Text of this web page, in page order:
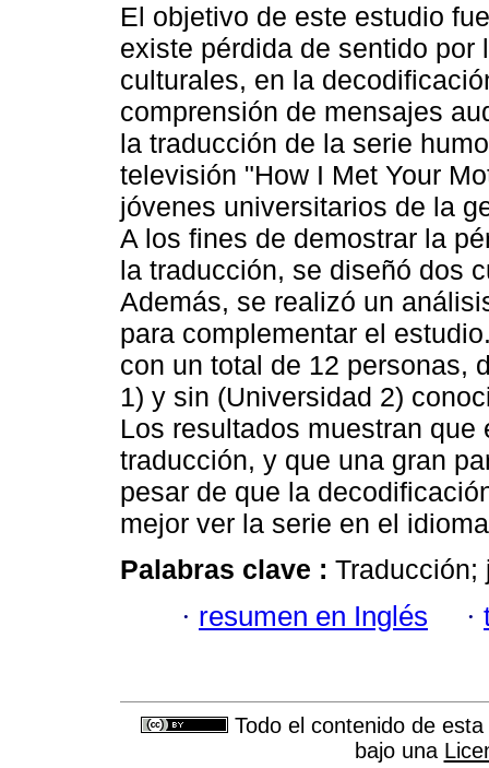
El objetivo de este estudio
existe pérdida de sentido por
culturales, en la
comprensión de mensajes
la traducción de la serie
televisión "How I Met Your
jóvenes universitarios de la
A los fines de demostrar la
la traducción, se diseñó dos
Además, se realizó un
para complementar el
con un total de 12 personas,
1) y sin (Universidad 2)
Los resultados muestran
traducción, y que una gran
pesar de que la
mejor ver la serie en el
Palabras clave : Traducción;
· resumen en Inglés ·
Todo el contenido de
bajo una